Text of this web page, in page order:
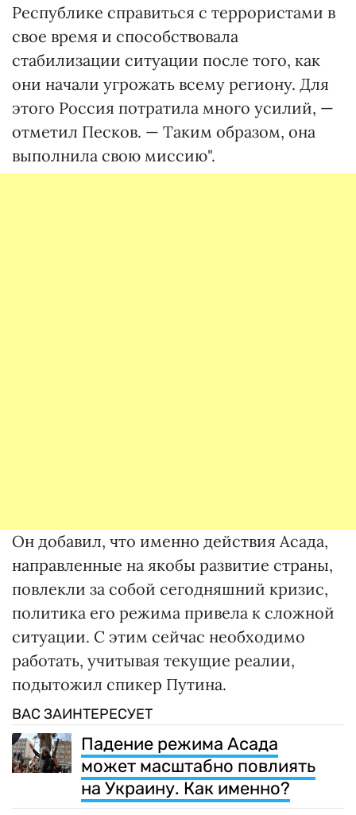
Республике справиться с террористами в
свое время и способствовала
стабилизации ситуации после того, как
они начали угрожать всему региону. Для
этого Россия потратила много усилий, —
отметил Песков. — Таким образом, она
выполнила свою миссию".
Он добавил, что именно действия Асада,
направленные на якобы развитие страны,
повлекли за собой сегодняшний кризис,
политика его режима привела к сложной
ситуации. С этим сейчас необходимо
работать, учитывая текущие реалии,
подытожил спикер Путина.
ВАС ЗАИНТЕРЕСУЕТ
Падение режима Асада
может масштабно повлиять
на Украину. Как именно?